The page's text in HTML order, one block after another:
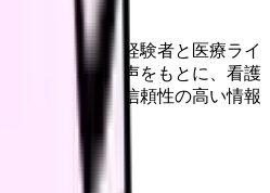
部は、看護師経験者と医療ライ
場のリアルな声をもとに、看護
き方に関する信頼性の高い情報
制を見る